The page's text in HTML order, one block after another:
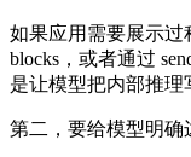
如果应用需要展示过
blocks，或者通过
是让模型把内部推理
第二，要给模型明确